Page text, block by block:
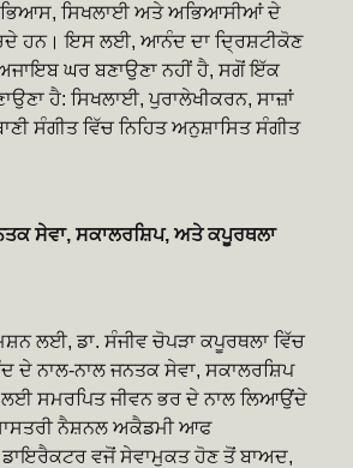
ਸਿਖਲਾਈ ਅਤੇ ਅਭਿਆਸੀਆਂ ਦੇ
ਹਨ। ਇਸ ਲਈ, ਆਨੰਦ ਦਾ ਦ੍ਰਿਸ਼ਟੀਕੋਣ
ਘਰ ਬਣਾਉਣਾ ਨਹੀਂ ਹੈ, ਸਗੋਂ ਇੱਕ
ਹੈ: ਸਿਖਲਾਈ, ਪੁਰਾਲੇਖੀਕਰਨ, ਸਾਜ਼ਾਂ
ਸੰਗੀਤ ਵਿੱਚ ਨਿਹਿਤ ਅਨੁਸ਼ਾਸਿਤ ਸੰਗੀਤ
ਸੇਵਾ, ਸਕਾਲਰਸ਼ਿਪ, ਅਤੇ ਕਪੂਰਥਲਾ
ਲਈ, ਡਾ. ਸੰਜੀਵ ਚੋਪੜਾ ਕਪੂਰਥਲਾ ਵਿੱਚ
ਦੇ ਨਾਲ-ਨਾਲ ਜਨਤਕ ਸੇਵਾ, ਸਕਾਲਰਸ਼ਿਪ
ਲਈ ਸਮਰਪਿਤ ਜੀਵਨ ਭਰ ਦੇ ਨਾਲ ਲਿਆਉਂਦੇ
ਨੈਸ਼ਨਲ ਅਕੈਡਮੀ ਆਫ
ਵਜੋਂ ਸੇਵਾਮੁਕਤ ਹੋਣ ਤੋਂ ਬਾਅਦ,